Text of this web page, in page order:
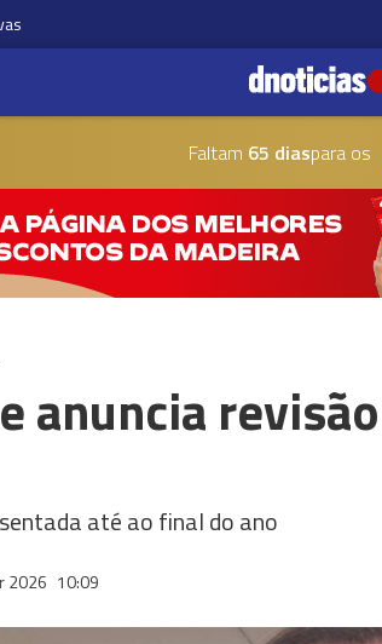
Faltam 65 diaspara os
anuncia
até ao final do ano
2026 10:09